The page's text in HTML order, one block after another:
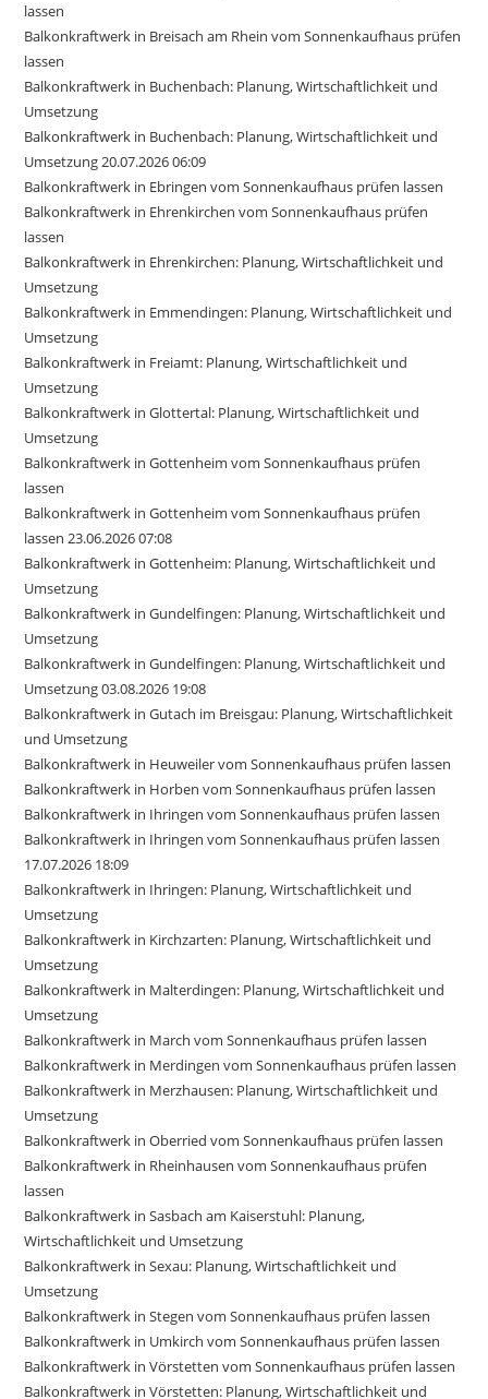
lassen
Balkonkraftwerk in Breisach am Rhein vom Sonnenkaufhaus prüfen
lassen
Balkonkraftwerk in Buchenbach: Planung, Wirtschaftlichkeit und
Umsetzung
Balkonkraftwerk in Buchenbach: Planung, Wirtschaftlichkeit und
Umsetzung 20.07.2026 06:09
Balkonkraftwerk in Ebringen vom Sonnenkaufhaus prüfen lassen
Balkonkraftwerk in Ehrenkirchen vom Sonnenkaufhaus prüfen
lassen
Balkonkraftwerk in Ehrenkirchen: Planung, Wirtschaftlichkeit und
Umsetzung
Balkonkraftwerk in Emmendingen: Planung, Wirtschaftlichkeit und
Umsetzung
Balkonkraftwerk in Freiamt: Planung, Wirtschaftlichkeit und
Umsetzung
Balkonkraftwerk in Glottertal: Planung, Wirtschaftlichkeit und
Umsetzung
Balkonkraftwerk in Gottenheim vom Sonnenkaufhaus prüfen
lassen
Balkonkraftwerk in Gottenheim vom Sonnenkaufhaus prüfen
lassen 23.06.2026 07:08
Balkonkraftwerk in Gottenheim: Planung, Wirtschaftlichkeit und
Umsetzung
Balkonkraftwerk in Gundelfingen: Planung, Wirtschaftlichkeit und
Umsetzung
Balkonkraftwerk in Gundelfingen: Planung, Wirtschaftlichkeit und
Umsetzung 03.08.2026 19:08
Balkonkraftwerk in Gutach im Breisgau: Planung, Wirtschaftlichkeit
und Umsetzung
Balkonkraftwerk in Heuweiler vom Sonnenkaufhaus prüfen lassen
Balkonkraftwerk in Horben vom Sonnenkaufhaus prüfen lassen
Balkonkraftwerk in Ihringen vom Sonnenkaufhaus prüfen lassen
Balkonkraftwerk in Ihringen vom Sonnenkaufhaus prüfen lassen
17.07.2026 18:09
Balkonkraftwerk in Ihringen: Planung, Wirtschaftlichkeit und
Umsetzung
Balkonkraftwerk in Kirchzarten: Planung, Wirtschaftlichkeit und
Umsetzung
Balkonkraftwerk in Malterdingen: Planung, Wirtschaftlichkeit und
Umsetzung
Balkonkraftwerk in March vom Sonnenkaufhaus prüfen lassen
Balkonkraftwerk in Merdingen vom Sonnenkaufhaus prüfen lassen
Balkonkraftwerk in Merzhausen: Planung, Wirtschaftlichkeit und
Umsetzung
Balkonkraftwerk in Oberried vom Sonnenkaufhaus prüfen lassen
Balkonkraftwerk in Rheinhausen vom Sonnenkaufhaus prüfen
lassen
Balkonkraftwerk in Sasbach am Kaiserstuhl: Planung,
Wirtschaftlichkeit und Umsetzung
Balkonkraftwerk in Sexau: Planung, Wirtschaftlichkeit und
Umsetzung
Balkonkraftwerk in Stegen vom Sonnenkaufhaus prüfen lassen
Balkonkraftwerk in Umkirch vom Sonnenkaufhaus prüfen lassen
Balkonkraftwerk in Vörstetten vom Sonnenkaufhaus prüfen lassen
Balkonkraftwerk in Vörstetten: Planung, Wirtschaftlichkeit und